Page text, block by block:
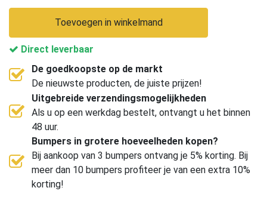
Toevoegen in winkelmand
Direct leverbaar
De goedkoopste op de markt
De nieuwste producten, de juiste prijzen!
Uitgebreide verzendingsmogelijkheden
Als u op een werkdag bestelt, ontvangt u het binnen
48 uur.
Bumpers in grotere hoeveelheden kopen?
Bij aankoop van 3 bumpers ontvang je 5% korting. Bij
meer dan 10 bumpers profiteer je van een extra 10%
korting!